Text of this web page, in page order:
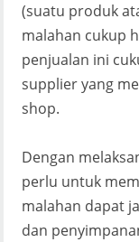
(suatu produk
malahan cukup
penjualan ini
supplier yang
shop.
Dengan
perlu untuk
malahan dapat
dan